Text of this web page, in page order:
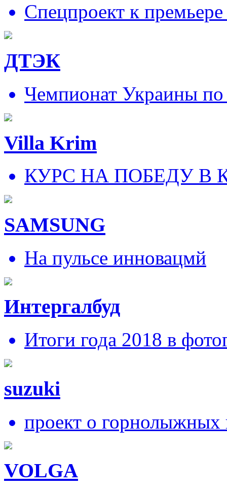
Спецпроект к
ДТЭК
Чемпионат Украины
Villa Krim
КУРС НА ПОБЕДУ В
SAMSUNG
На пульсе инновацмй
Интергалбуд
Итоги года 2018 в
suzuki
проект о горнолыжных
VOLGA